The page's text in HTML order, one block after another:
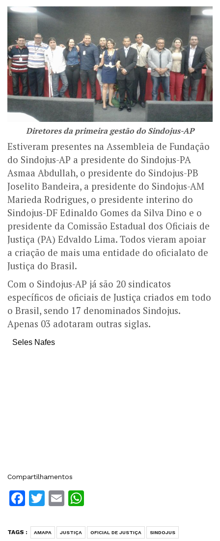
Diretores da primeira gestão do Sindojus-AP
Estiveram presentes na Assembleia de Fundação
do Sindojus-AP a presidente do Sindojus-PA
Asmaa Abdullah, o presidente do Sindojus-PB
Joselito Bandeira, a presidente do Sindojus-AM
Marieda Rodrigues, o presidente interino do
Sindojus-DF Edinaldo Gomes da Silva Dino e o
presidente da Comissão Estadual dos Oficiais de
Justiça (PA) Edvaldo Lima. Todos vieram apoiar
a criação de mais uma entidade do oficialato de
Justiça do Brasil.
Com o Sindojus-AP já são 20 sindicatos
específicos de oficiais de Justiça criados em todo
o Brasil, sendo 17 denominados Sindojus.
Apenas 03 adotaram outras siglas.
Seles Nafes
Compartilhamentos
Facebook
Twitter
Email
TAGS : AMAPA JUSTIÇA OFICIAL DE JUSTIÇA SINDOJUS